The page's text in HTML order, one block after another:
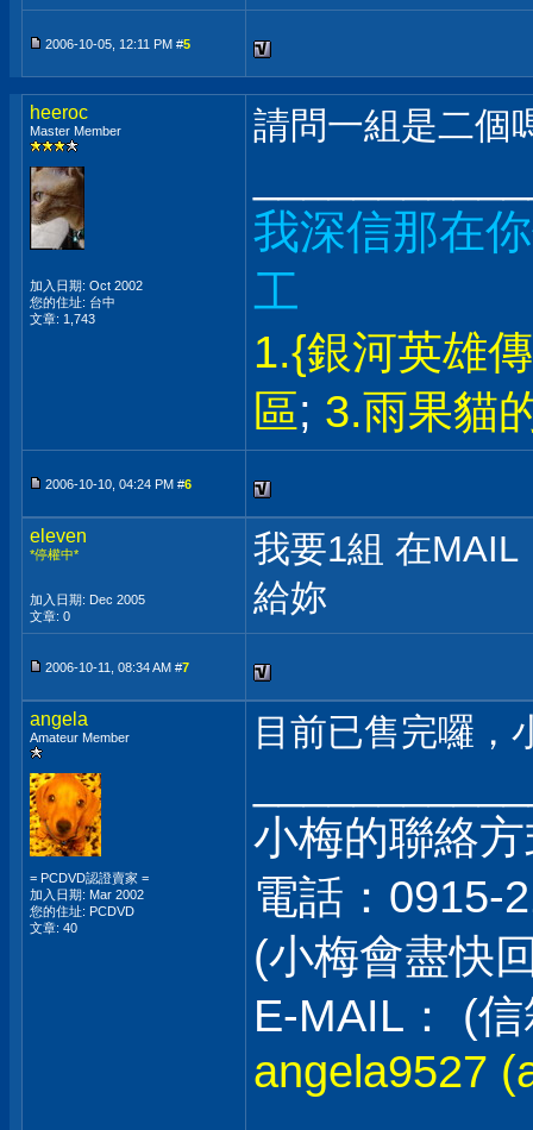
2006-10-05, 12:11 PM #5
heeroc
Master Member
加入日期: Oct 2002
您的住址: 台中
文章: 1,743
請問一組是二個
我深信那在
工
1.{銀河英雄
區; 3.雨果貓
2006-10-10, 04:24 PM #6
eleven
*停權中*
加入日期: Dec 2005
文章: 0
我要1組 在MAIL
給妳
2006-10-11, 08:34 AM #7
angela
Amateur Member
= PCDVD認證賣家 =
加入日期: Mar 2002
您的住址: PCDVD
文章: 40
目前已售完囉，
小梅的聯絡
電話：0915-
(小梅會盡快
E-MAIL： (
angela9527